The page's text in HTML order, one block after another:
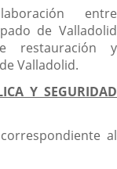
entre
de Valladolid
restauración y
Valladolid.
Y SEGURIDAD
al